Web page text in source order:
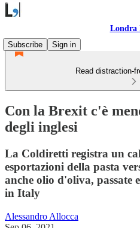
Londra
Subscribe
Sign in
Read distraction-
Con la Brexit c'è
degli inglesi
La Coldiretti registra un
esportazioni della pasta
anche olio d'oliva,
in Italy
Alessandro Allocca